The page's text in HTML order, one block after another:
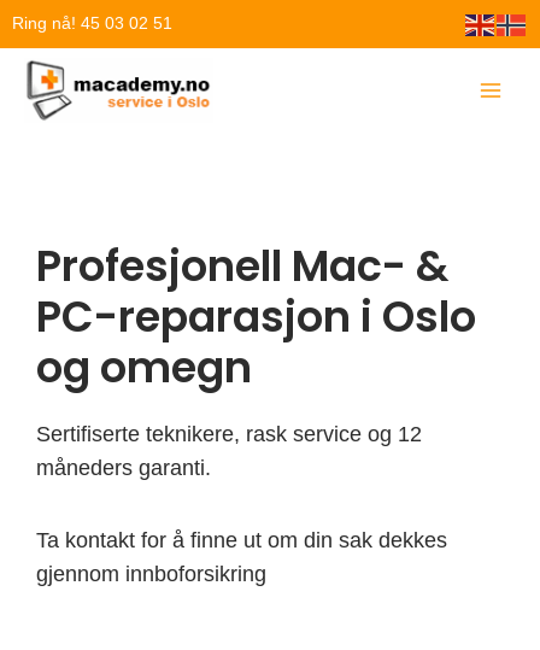
Hopp
innholdet
Ring nå! 45 03 02 51
Profesjonell Mac- &
PC-reparasjon i Oslo
og omegn
Sertifiserte teknikere, rask service og 12
måneders garanti.
Ta kontakt for å finne ut om din sak dekkes
gjennom innboforsikring